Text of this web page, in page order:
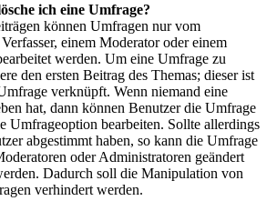
ich eine Umfrage?
können Umfragen nur vom
einem Moderator oder einem
werden. Um eine Umfrage zu
den ersten Beitrag des Themas; dieser ist
verknüpft. Wenn niemand eine
hat, dann können Benutzer die Umfrage
Umfrageoption bearbeiten. Sollte allerdings
abgestimmt haben, so kann die Umfrage
oder Administratoren geändert
Dadurch soll die Manipulation von
verhindert werden.